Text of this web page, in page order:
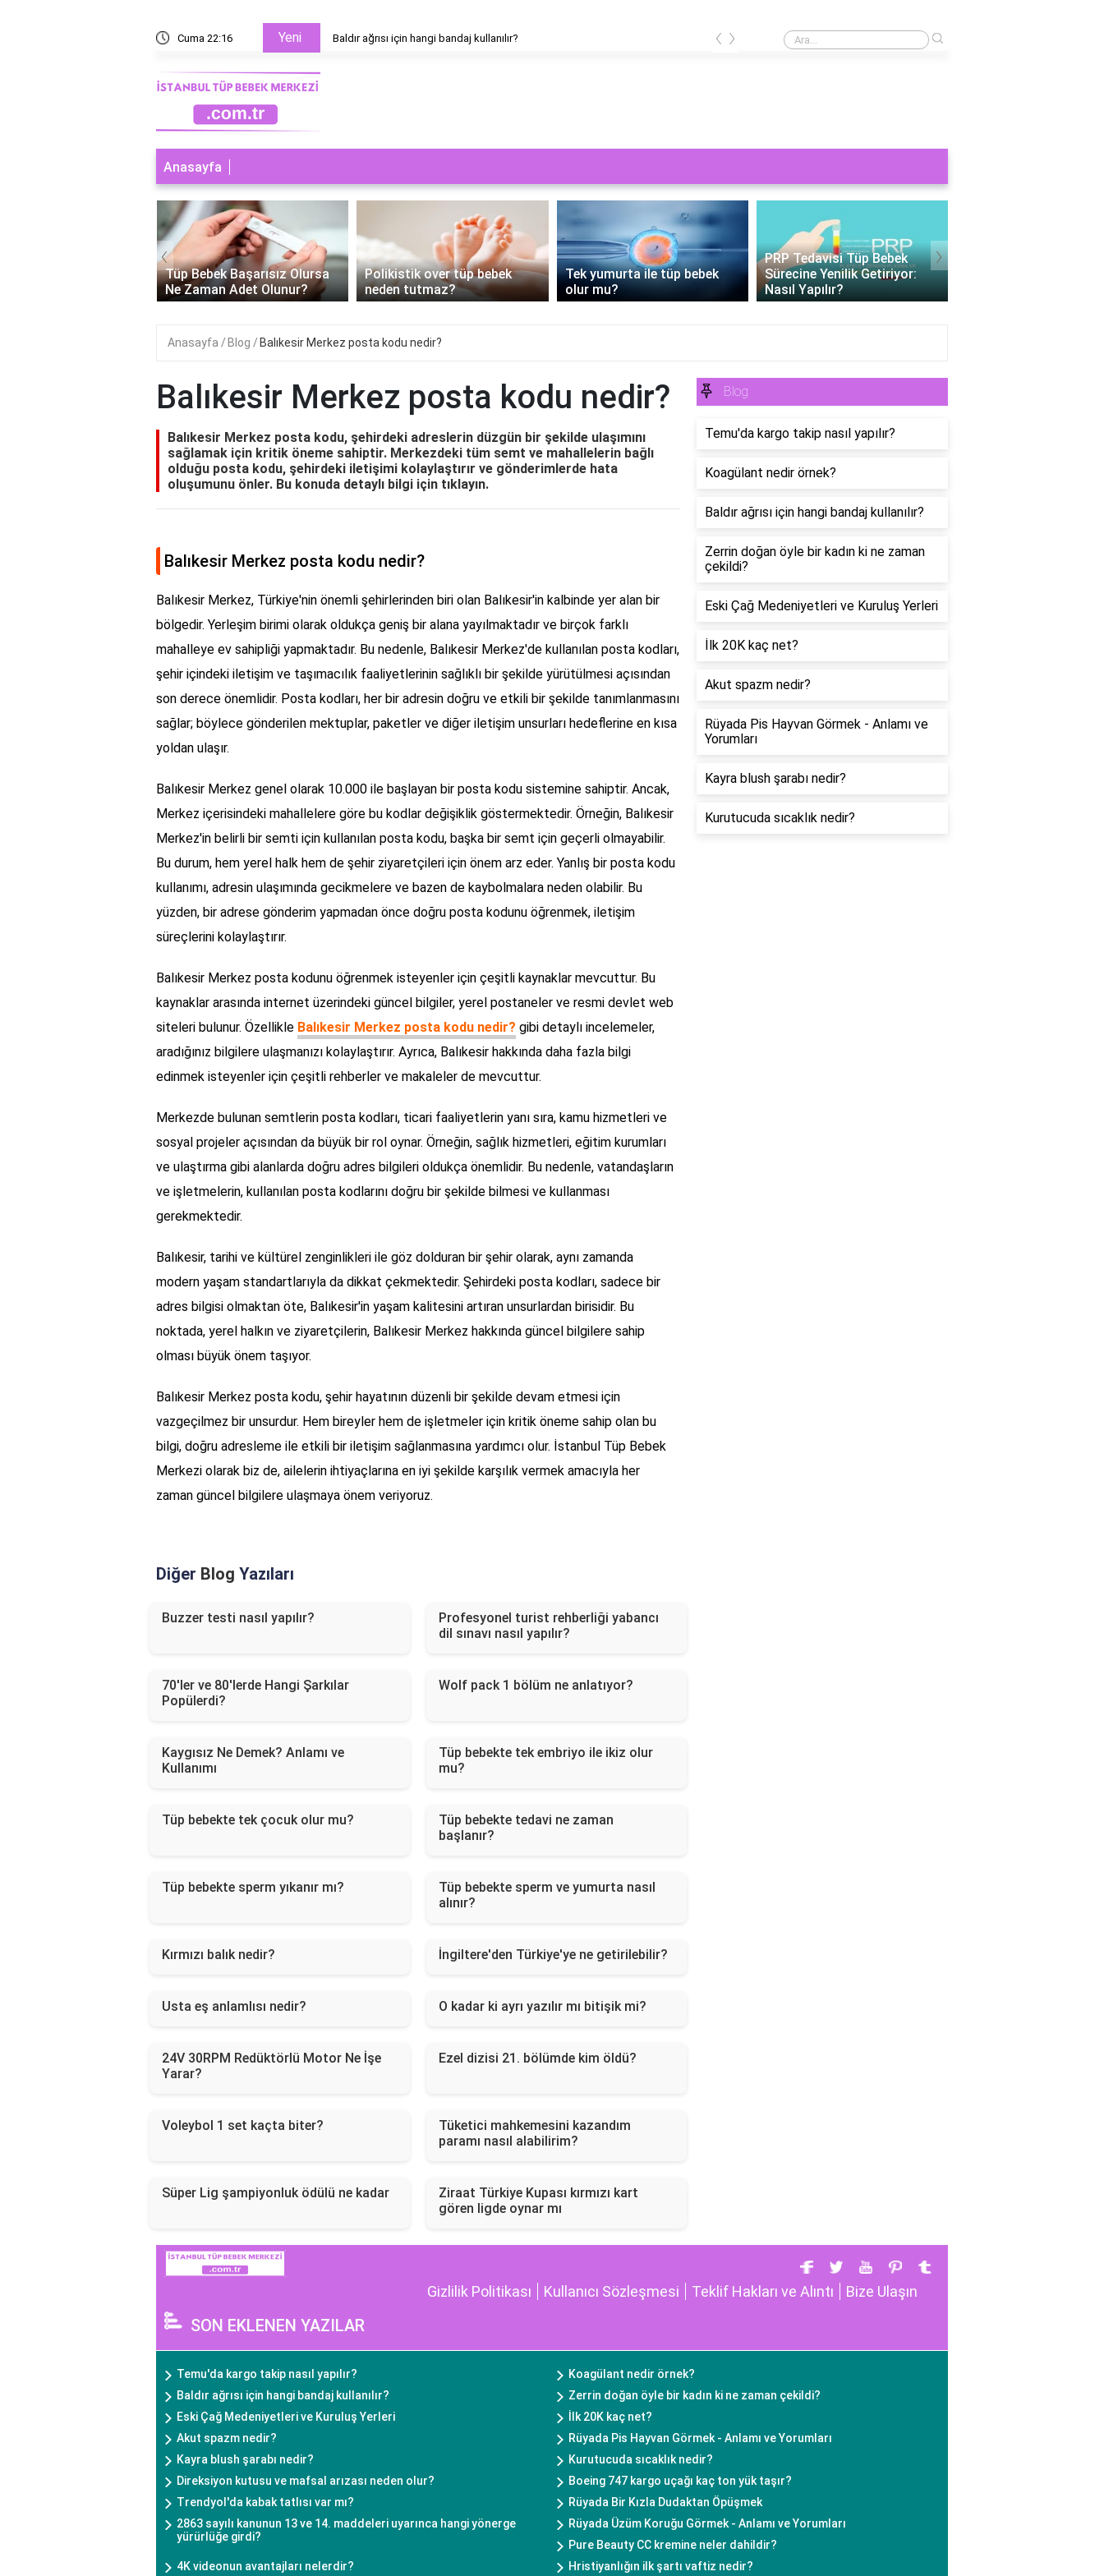
Cuma 22:16 Yeni Baldır ağrısı için hangi bandaj kullanılır? Baldır ağrısı için hangi bandaj kullanılır?
‹ ›
Anasayfa
Tüp Bebek Başarısız Olursa
Ne Zaman Adet Olunur?
Polikistik over tüp bebek
neden tutmaz?
Tek yumurta ile tüp bebek
olur mu?
PRP Tedavisi Tüp Bebek
Sürecine Yenilik Getiriyor:
Nasıl Yapılır?
‹ ›
Anasayfa Blog Balıkesir Merkez posta kodu nedir?
Balıkesir Merkez posta kodu nedir?
Balıkesir Merkez posta kodu, şehirdeki adreslerin düzgün bir şekilde ulaşımını
sağlamak için kritik öneme sahiptir. Merkezdeki tüm semt ve mahallelerin bağlı
olduğu posta kodu, şehirdeki iletişimi kolaylaştırır ve gönderimlerde hata
oluşumunu önler. Bu konuda detaylı bilgi için tıklayın.
Balıkesir Merkez posta kodu nedir?
Balıkesir Merkez, Türkiye'nin önemli şehirlerinden biri olan Balıkesir'in kalbinde yer alan bir
bölgedir. Yerleşim birimi olarak oldukça geniş bir alana yayılmaktadır ve birçok farklı
mahalleye ev sahipliği yapmaktadır. Bu nedenle, Balıkesir Merkez'de kullanılan posta kodları,
şehir içindeki iletişim ve taşımacılık faaliyetlerinin sağlıklı bir şekilde yürütülmesi açısından
son derece önemlidir. Posta kodları, her bir adresin doğru ve etkili bir şekilde tanımlanmasını
sağlar; böylece gönderilen mektuplar, paketler ve diğer iletişim unsurları hedeflerine en kısa
yoldan ulaşır.
Balıkesir Merkez genel olarak 10.000 ile başlayan bir posta kodu sistemine sahiptir. Ancak,
Merkez içerisindeki mahallelere göre bu kodlar değişiklik göstermektedir. Örneğin, Balıkesir
Merkez'in belirli bir semti için kullanılan posta kodu, başka bir semt için geçerli olmayabilir.
Bu durum, hem yerel halk hem de şehir ziyaretçileri için önem arz eder. Yanlış bir posta kodu
kullanımı, adresin ulaşımında gecikmelere ve bazen de kaybolmalara neden olabilir. Bu
yüzden, bir adrese gönderim yapmadan önce doğru posta kodunu öğrenmek, iletişim
süreçlerini kolaylaştırır.
Balıkesir Merkez posta kodunu öğrenmek isteyenler için çeşitli kaynaklar mevcuttur. Bu
kaynaklar arasında internet üzerindeki güncel bilgiler, yerel postaneler ve resmi devlet web
siteleri bulunur. Özellikle Balıkesir Merkez posta kodu nedir? gibi detaylı incelemeler,
aradığınız bilgilere ulaşmanızı kolaylaştırır. Ayrıca, Balıkesir hakkında daha fazla bilgi
edinmek isteyenler için çeşitli rehberler ve makaleler de mevcuttur.
Merkezde bulunan semtlerin posta kodları, ticari faaliyetlerin yanı sıra, kamu hizmetleri ve
sosyal projeler açısından da büyük bir rol oynar. Örneğin, sağlık hizmetleri, eğitim kurumları
ve ulaştırma gibi alanlarda doğru adres bilgileri oldukça önemlidir. Bu nedenle, vatandaşların
ve işletmelerin, kullanılan posta kodlarını doğru bir şekilde bilmesi ve kullanması
gerekmektedir.
Balıkesir, tarihi ve kültürel zenginlikleri ile göz dolduran bir şehir olarak, aynı zamanda
modern yaşam standartlarıyla da dikkat çekmektedir. Şehirdeki posta kodları, sadece bir
adres bilgisi olmaktan öte, Balıkesir'in yaşam kalitesini artıran unsurlardan birisidir. Bu
noktada, yerel halkın ve ziyaretçilerin, Balıkesir Merkez hakkında güncel bilgilere sahip
olması büyük önem taşıyor.
Balıkesir Merkez posta kodu, şehir hayatının düzenli bir şekilde devam etmesi için
vazgeçilmez bir unsurdur. Hem bireyler hem de işletmeler için kritik öneme sahip olan bu
bilgi, doğru adresleme ile etkili bir iletişim sağlanmasına yardımcı olur. İstanbul Tüp Bebek
Merkezi olarak biz de, ailelerin ihtiyaçlarına en iyi şekilde karşılık vermek amacıyla her
zaman güncel bilgilere ulaşmaya önem veriyoruz.
Diğer Blog Yazıları
Buzzer testi nasıl yapılır?
Profesyonel turist rehberliği yabancı
dil sınavı nasıl yapılır?
70'ler ve 80'lerde Hangi Şarkılar
Popülerdi?
Wolf pack 1 bölüm ne anlatıyor?
Kaygısız Ne Demek? Anlamı ve
Kullanımı
Tüp bebekte tek embriyo ile ikiz olur
mu?
Tüp bebekte tek çocuk olur mu?
Tüp bebekte tedavi ne zaman
başlanır?
Tüp bebekte sperm yıkanır mı?
Tüp bebekte sperm ve yumurta nasıl
alınır?
Kırmızı balık nedir? İngiltere'den Türkiye'ye ne getirilebilir?
Usta eş anlamlısı nedir? O kadar ki ayrı yazılır mı bitişik mi?
24V 30RPM Redüktörlü Motor Ne İşe
Yarar?
Ezel dizisi 21. bölümde kim öldü?
Voleybol 1 set kaçta biter?
Tüketici mahkemesini kazandım
paramı nasıl alabilirim?
Süper Lig şampiyonluk ödülü ne kadar
Ziraat Türkiye Kupası kırmızı kart
gören ligde oynar mı
Blog
Temu'da kargo takip nasıl yapılır?
Koagülant nedir örnek?
Baldır ağrısı için hangi bandaj kullanılır?
Zerrin doğan öyle bir kadın ki ne zaman
çekildi?
Eski Çağ Medeniyetleri ve Kuruluş Yerleri
İlk 20K kaç net?
Akut spazm nedir?
Rüyada Pis Hayvan Görmek - Anlamı ve
Yorumları
Kayra blush şarabı nedir?
Kurutucuda sıcaklık nedir?
Gizlilik Politikası Kullanıcı Sözleşmesi Teklif Hakları ve Alıntı Bize Ulaşın
SON EKLENEN YAZILAR
Temu'da kargo takip nasıl yapılır?
Koagülant nedir örnek?
Baldır ağrısı için hangi bandaj kullanılır?
Zerrin doğan öyle bir kadın ki ne zaman çekildi?
Eski Çağ Medeniyetleri ve Kuruluş Yerleri
İlk 20K kaç net?
Akut spazm nedir?
Rüyada Pis Hayvan Görmek - Anlamı ve Yorumları
Kayra blush şarabı nedir?
Kurutucuda sıcaklık nedir?
Direksiyon kutusu ve mafsal arızası neden olur?
Boeing 747 kargo uçağı kaç ton yük taşır?
Trendyol'da kabak tatlısı var mı?
Rüyada Bir Kızla Dudaktan Öpüşmek
2863 sayılı kanunun 13 ve 14. maddeleri uyarınca hangi yönerge
yürürlüğe girdi?
Rüyada Üzüm Koruğu Görmek - Anlamı ve Yorumları
Pure Beauty CC kremine neler dahildir?
4K videonun avantajları nelerdir?
Hristiyanlığın ilk şartı vaftiz nedir?